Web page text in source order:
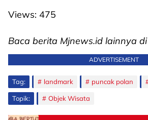
Views: 475
Baca berita Mjnews.id lainnya di
ADVERTISEMENT
Tag: landmark puncak polan
Topik: Objek Wisata